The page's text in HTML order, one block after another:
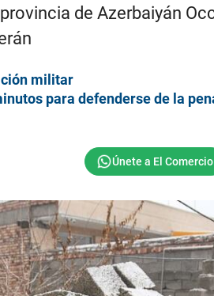
de Azerbaiyán
militar
para defenderse de la